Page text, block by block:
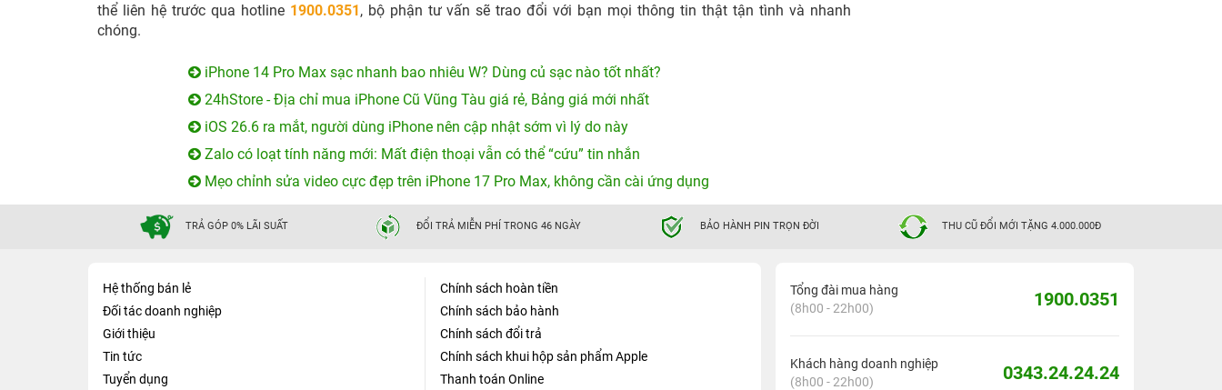
thể liên hệ trước qua hotline 1900.0351, bộ phận tư vấn sẽ trao đổi với bạn mọi thông tin thật tận tình và nhanh
chóng.
iPhone 14 Pro Max sạc nhanh bao nhiêu W? Dùng củ sạc nào tốt nhất?
24hStore - Địa chỉ mua iPhone Cũ Vũng Tàu giá rẻ, Bảng giá mới nhất
iOS 26.6 ra mắt, người dùng iPhone nên cập nhật sớm vì lý do này
Zalo có loạt tính năng mới: Mất điện thoại vẫn có thể “cứu” tin nhắn
Mẹo chỉnh sửa video cực đẹp trên iPhone 17 Pro Max, không cần cài ứng dụng
TRẢ GÓP 0% LÃI SUẤT ĐỔI TRẢ MIỄN PHÍ TRONG 46 NGÀY BẢO HÀNH PIN TRỌN ĐỜI THU CŨ ĐỔI MỚI TẶNG 4.000.000Đ
Hệ thống bán lẻ
Đối tác doanh nghiệp
Giới thiệu
Tin tức
Tuyển dụng
Chính sách hoàn tiền
Chính sách bảo hành
Chính sách đổi trả
Chính sách khui hộp sản phẩm Apple
Thanh toán Online
Tổng đài mua hàng
(8h00 - 22h00)
1900.0351
Khách hàng doanh nghiệp
(8h00 - 22h00)
0343.24.24.24